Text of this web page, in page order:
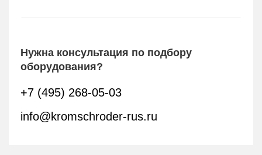
Нужна консультация по подбору
оборудования?
+7 (495) 268-05-03
info@kromschroder-rus.ru